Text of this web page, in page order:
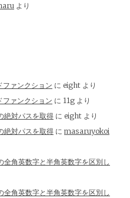
より
ァンクション に eight より
ァンクション に 11g より
絶対パスを取得 に eight より
絶対パスを取得 に masaruyokoi
角英数字と半角英数字を区別し
角英数字と半角英数字を区別し